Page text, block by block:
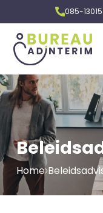
085-
Home